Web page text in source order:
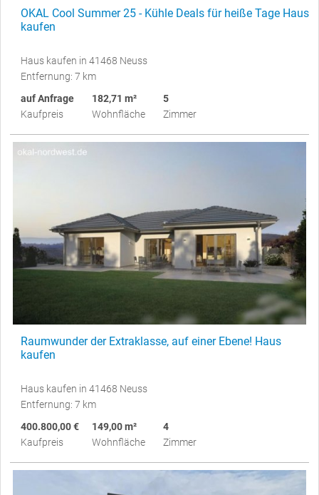
OKAL Cool Summer 25 - Kühle Deals für heiße Tage Haus
kaufen
Haus kaufen in 41468 Neuss
Entfernung: 7 km
auf Anfrage
Kaufpreis
182,71 m²
Wohnfläche
5
Zimmer
Raumwunder der Extraklasse, auf einer Ebene! Haus
kaufen
Haus kaufen in 41468 Neuss
Entfernung: 7 km
400.800,00 €
Kaufpreis
149,00 m²
Wohnfläche
4
Zimmer